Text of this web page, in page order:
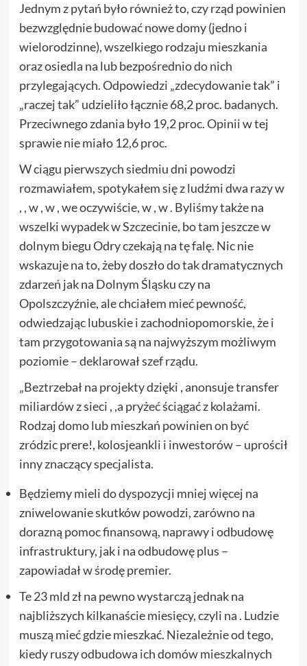
Jednym z pytań było również to, czy rząd powinien
bezwzględnie budować nowe domy (jedno i
wielorodzinne), wszelkiego rodzaju mieszkania
oraz osiedla na lub bezpośrednio do nich
przylegających. Odpowiedzi „zdecydowanie tak” i
„raczej tak” udzieliło łącznie 68,2 proc. badanych.
Przeciwnego zdania było 19,2 proc. Opinii w tej
sprawie nie miało 12,6 proc.
W ciągu pierwszych siedmiu dni powodzi
rozmawiałem, spotykałem się z ludźmi dwa razy w
, , w , w , we oczywiście, w , w . Byliśmy także na
wszelki wypadek w Szczecinie, bo tam jeszcze w
dolnym biegu Odry czekają na tę falę. Nic nie
wskazuje na to, żeby doszło do tak dramatycznych
zdarzeń jak na Dolnym Śląsku czy na
Opolszczyźnie, ale chciałem mieć pewność,
odwiedzając lubuskie i zachodniopomorskie, że i
tam przygotowania są na najwyższym możliwym
poziomie – deklarował szef rządu.
„Beztrzebał na projekty dzięki , anonsuje transfer
miliardów z sieci , ,a pryżeć ściągać z kolażami.
Rodzaj domo lub mieszkań powinien on być
zródzic prere!, kolosjeankli i inwestorów – uprościł
inny znaczący specjalista.
Będziemy mieli do dyspozycji mniej więcej na
zniwelowanie skutków powodzi, zarówno na
dorazną pomoc finansową, naprawy i odbudowę
infrastruktury, jak i na odbudowę plus –
zapowiadał w środę premier.
Te 23 mld zł na pewno wystarczą jednak na
najbliższych kilkanaście miesięcy, czyli na . Ludzie
muszą mieć gdzie mieszkać. Niezależnie od tego,
kiedy ruszy odbudowa ich domów mieszkalnych